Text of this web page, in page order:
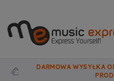
DARMOWA WYSYŁKA